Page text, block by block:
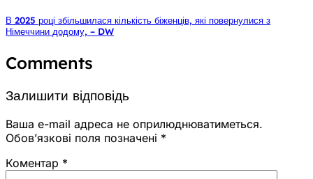
В 2025 році збільшилася кількість біженців, які повернулися з
Німеччини додому, – DW
Comments
Залишити відповідь
Ваша e-mail адреса не оприлюднюватиметься.
Обов’язкові поля позначені *
Коментар *